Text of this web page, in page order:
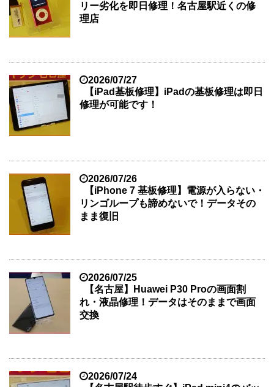
リー劣化を即日修理！名古屋駅近くの修
理店
2026/07/27
【iPad基板修理】iPadの基板修理は即日
修理が可能です！
2026/07/26
【iPhone 7 基板修理】電源が入らない・
リンゴループも諦めないで！データその
まま復旧
2026/07/25
【名古屋】Huawei P30 Proの画面割
れ・液晶修理！データはそのままで画面
交換
2026/07/24